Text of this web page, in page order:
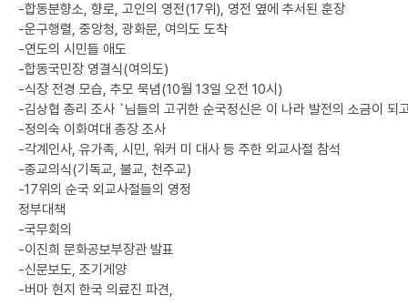
-합동분향소, 향로, 고인의 영전(17위), 영전 옆에 추서된 훈장
-운구행렬, 중앙청, 광화문, 여의도 도착
-연도의 시민들 애도
-합동국민장 영결식(여의도)
-식장 전경 모습, 추모 묵념(10월 13일 오전 10시)
-김상협 총리 조사 `님들의 고귀한 순국정신은 이 나라 발전의 소금이 되
-정의숙 이화여대 총장 조사
-각계인사, 유가족, 시민, 워커 미 대사 등 주한 외교사절 참석
-종교의식(기독교, 불교, 천주교)
-17위의 순국 외교사절들의 영정
정부대책
-국무회의
-이진희 문화공보부장관 발표
-신문보도, 조기게양
-버마 현지 한국 의료진 파견,